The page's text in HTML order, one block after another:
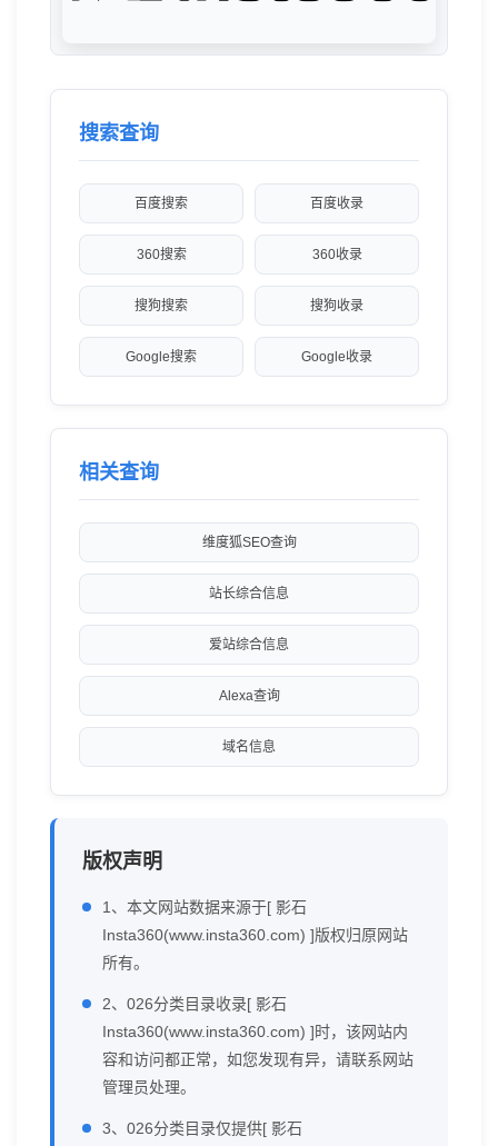
搜索查询
百度搜索 百度收录
360搜索 360收录
搜狗搜索 搜狗收录
Google搜索 Google收录
相关查询
维度狐SEO查询
站长综合信息
爱站综合信息
Alexa查询
域名信息
版权声明
1、本文网站数据来源于[ 影石
Insta360(www.insta360.com) ]版权归原网站
所有。
2、026分类目录收录[ 影石
Insta360(www.insta360.com) ]时，该网站内
容和访问都正常，如您发现有异，请联系网站
管理员处理。
3、026分类目录仅提供[ 影石